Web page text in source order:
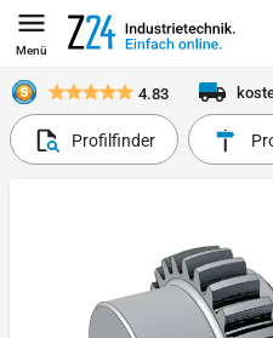
Menü
4.83
Profilfinder